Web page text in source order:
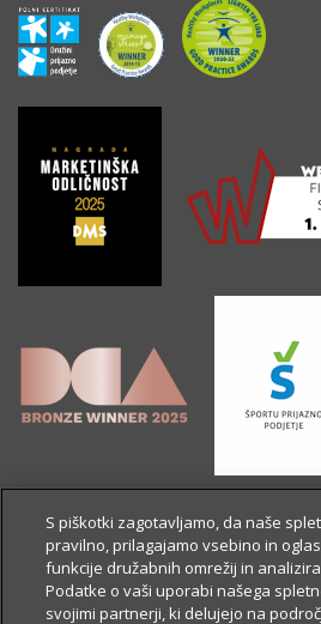
S piškotki zagotavljamo, da naše
pravilno, prilagajamo vsebino in
funkcije družabnih omrežij in
Podatke o vaši uporabi našega
svojimi partnerji, ki delujejo na